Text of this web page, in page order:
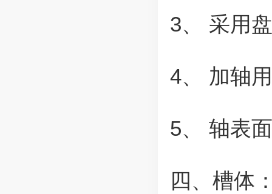
3、 采用
4、 加轴
5、 轴表
四、槽体